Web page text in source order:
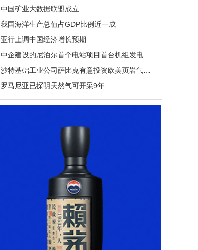
中国矿业大数据联盟成立
我国海洋生产总值占GDP比例近一成
亚行上调中国经济增长预期
中企建设的尼泊尔首个电站项目首台机组发电
罗马尼亚已探明天然气可开采9年